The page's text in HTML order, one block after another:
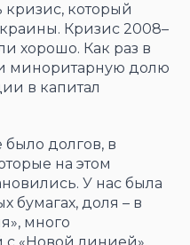
кризис, который
Кризис 2008–
хорошо. Как раз в
миноритарную долю
в капитал
было долгов, в
на этом
У нас была
бумагах, доля – в
много